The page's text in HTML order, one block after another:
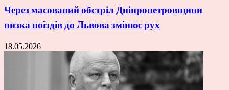
Через масований обстріл Дніпропетровщини
низка поїздів до Львова змінює рух
18.05.2026